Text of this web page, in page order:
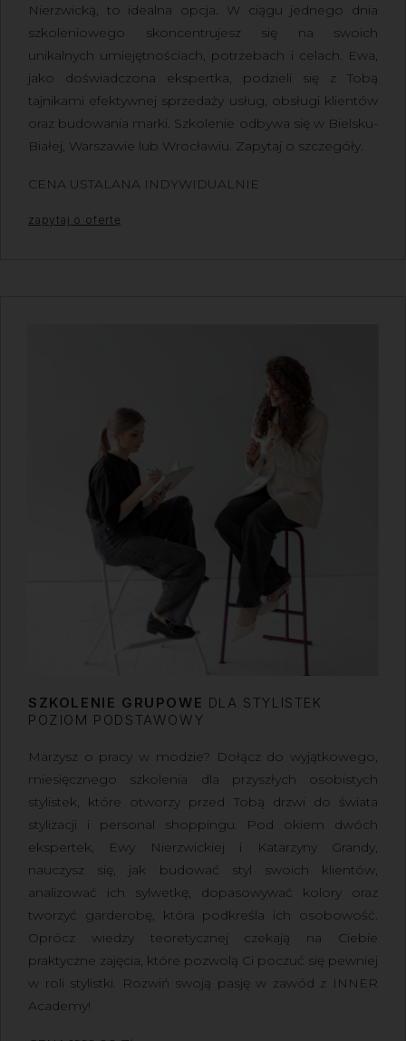
Nierzwicką, to idealna opcja. W ciągu jednego dnia
szkoleniowego skoncentrujesz się na swoich
unikalnych umiejętnościach, potrzebach i celach. Ewa,
jako doświadczona ekspertka, podzieli się z Tobą
tajnikami efektywnej sprzedaży usług, obsługi klientów
oraz budowania marki. Szkolenie odbywa się w Bielsku-
Białej, Warszawie lub Wrocławiu. Zapytaj o szczegóły.
CENA USTALANA INDYWIDUALNIE
zapytaj o ofertę
SZKOLENIE GRUPOWE DLA STYLISTEK
POZIOM PODSTAWOWY
Marzysz o pracy w modzie? Dołącz do wyjątkowego,
miesięcznego szkolenia dla przyszłych osobistych
stylistek, które otworzy przed Tobą drzwi do świata
stylizacji i personal shoppingu. Pod okiem dwóch
ekspertek, Ewy Nierzwickiej i Katarzyny Grandy,
nauczysz się, jak budować styl swoich klientów,
analizować ich sylwetkę, dopasowywać kolory oraz
tworzyć garderobę, która podkreśla ich osobowość.
Oprócz wiedzy teoretycznej czekają na Ciebie
praktyczne zajęcia, które pozwolą Ci poczuć się pewniej
w roli stylistki. Rozwiń swoją pasję w zawód z INNER
Academy!